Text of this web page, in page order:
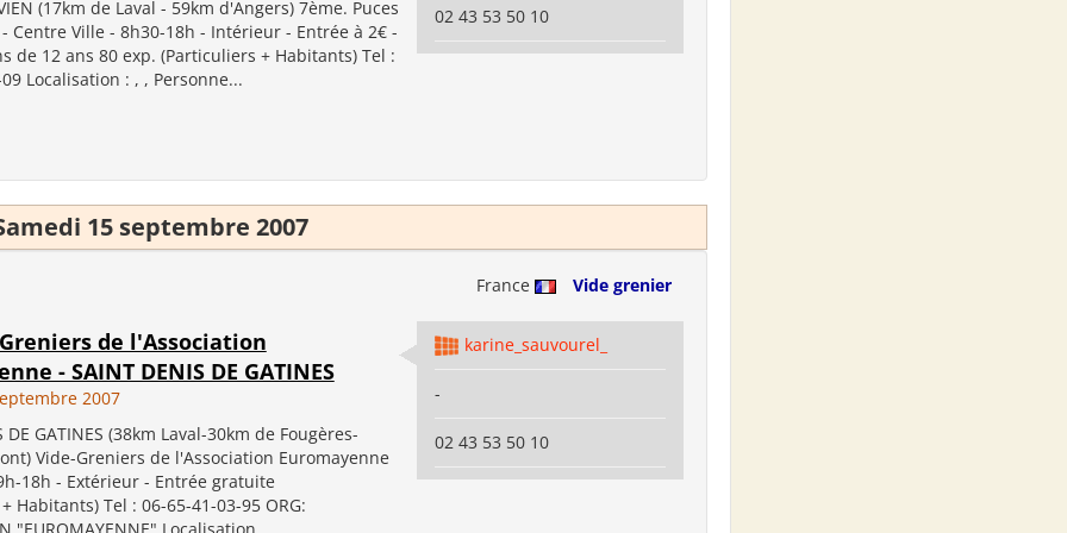
(17km de Laval - 59km d'Angers) 7ème. Puces
Centre Ville - 8h30-18h - Intérieur - Entrée à 2€ -
de 12 ans 80 exp. (Particuliers + Habitants) Tel :
Localisation : , , Personne...
02 43 53 50 10
15 septembre 2007
France Vide grenier
de l'Association
- SAINT DENIS DE GATINES
2007
DE GATINES (38km Laval-30km de Fougères-
Vide-Greniers de l'Association Euromayenne
18h - Extérieur - Entrée gratuite
Habitants) Tel : 06-65-41-03-95 ORG:
karine_sauvourel_
-
02 43 53 50 10